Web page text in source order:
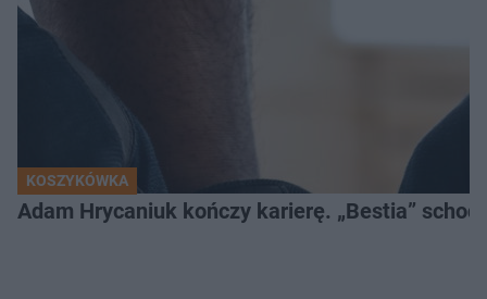
KOSZYKÓWKA
Adam Hrycaniuk kończy karierę. „Bestia”